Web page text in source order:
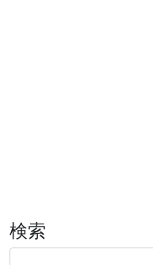
検索